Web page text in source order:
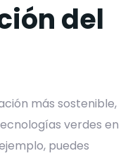
del
más sostenible,
verdes en
puedes